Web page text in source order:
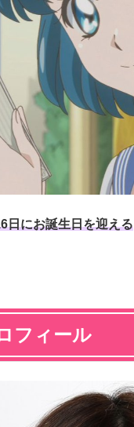
日にお誕生日を迎える
フィール